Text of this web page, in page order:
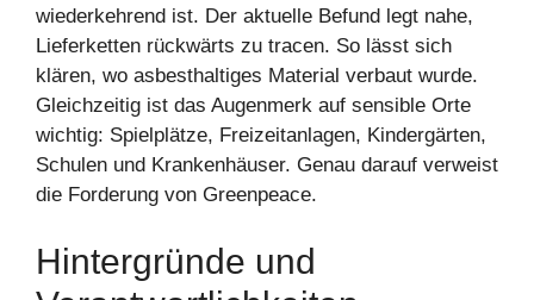
wiederkehrend ist. Der aktuelle Befund legt nahe,
Lieferketten rückwärts zu tracen. So lässt sich
klären, wo asbesthaltiges Material verbaut wurde.
Gleichzeitig ist das Augenmerk auf sensible Orte
wichtig: Spielplätze, Freizeitanlagen, Kindergärten,
Schulen und Krankenhäuser. Genau darauf verweist
die Forderung von Greenpeace.
Hintergründe und